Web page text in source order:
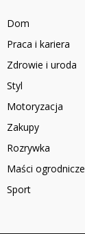
Dom
Praca i kariera
Zdrowie i uroda
Styl
Motoryzacja
Zakupy
Rozrywka
Maści ogrodnicze
Sport